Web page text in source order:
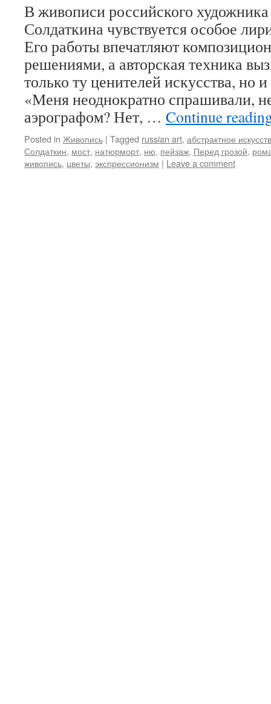
В живописи российского
Солдаткина чувствуется особое
Его работы впечатляют
решениями, а авторская техника
только ту ценителей искусства, но
«Меня неоднократно спрашивали,
аэрографом? Нет, … Continue
Posted in Живопись | Tagged russian art, абстрактное
Солдаткин, мост, натюрморт, ню, пейзаж, Перед грозой,
живопись, цветы, экспрессионизм | Leave a comment